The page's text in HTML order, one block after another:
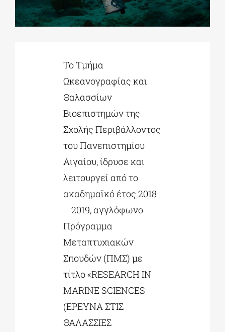
ΕΚΠΑΙΔΕΥΤΙΚΑ ΙΔΡΥΜΑΤΑ
ΠΟΛΙΤΙΣΤΙΚΟΙ ΦΟΡΕΙΣ
Το Τμήμα
Ωκεανογραφίας και
Θαλασσίων
Βιοεπιστημών της
Σχολής Περιβάλλοντος
του Πανεπιστημίου
Αιγαίου, ίδρυσε και
λειτουργεί από το
ακαδημαϊκό έτος 2018
– 2019, αγγλόφωνο
Πρόγραμμα
Μεταπτυχιακών
Σπουδών (ΠΜΣ) με
τίτλο «RESEARCH IN
MARINE SCIENCES
(ΕΡΕΥΝΑ ΣΤΙΣ
ΘΑΛΑΣΣΙΕΣ